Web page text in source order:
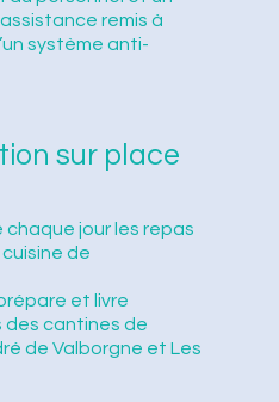
remis à
système anti-
sur place
chaque jour les repas
de
et livre
des cantines de
de Valborgne et Les